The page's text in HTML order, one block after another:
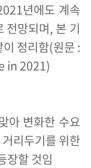
년에도 계속
전망되며, 본 기
정리함(원문 :
in 2021)
아 변화한 수요
리두기를 위한
장할 것임